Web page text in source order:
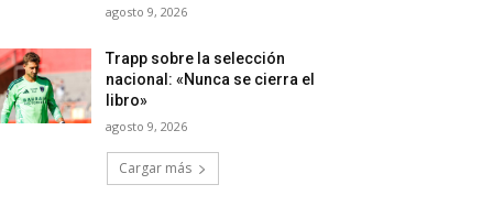
agosto 9, 2026
Trapp sobre la selección
nacional: «Nunca se cierra el
libro»
agosto 9, 2026
Cargar más